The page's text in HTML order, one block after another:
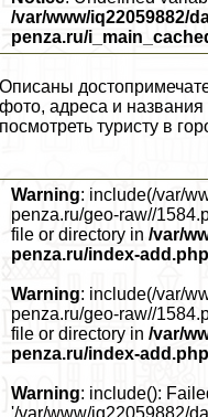
/var/www/iq22059882/
penza.ru/
Описаны
фото, адреса и названия
посмотреть туристу в
Warning: include(/var/
penza.ru/geo-raw//
file or directory in /var/
penza.ru/index-add.php
Warning: include(/var/
penza.ru/geo-raw//
file or directory in /var/
penza.ru/index-add.php
Warning: include():